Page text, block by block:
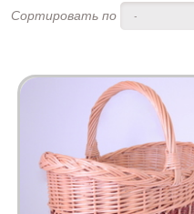
Сортировать по -